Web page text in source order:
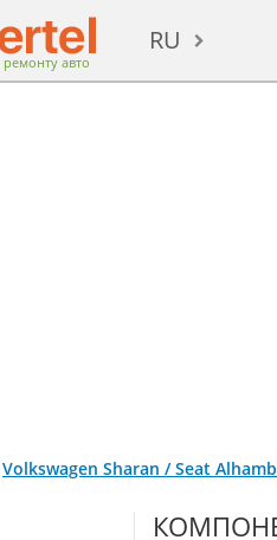
авто
RU
Volkswagen Sharan / Seat